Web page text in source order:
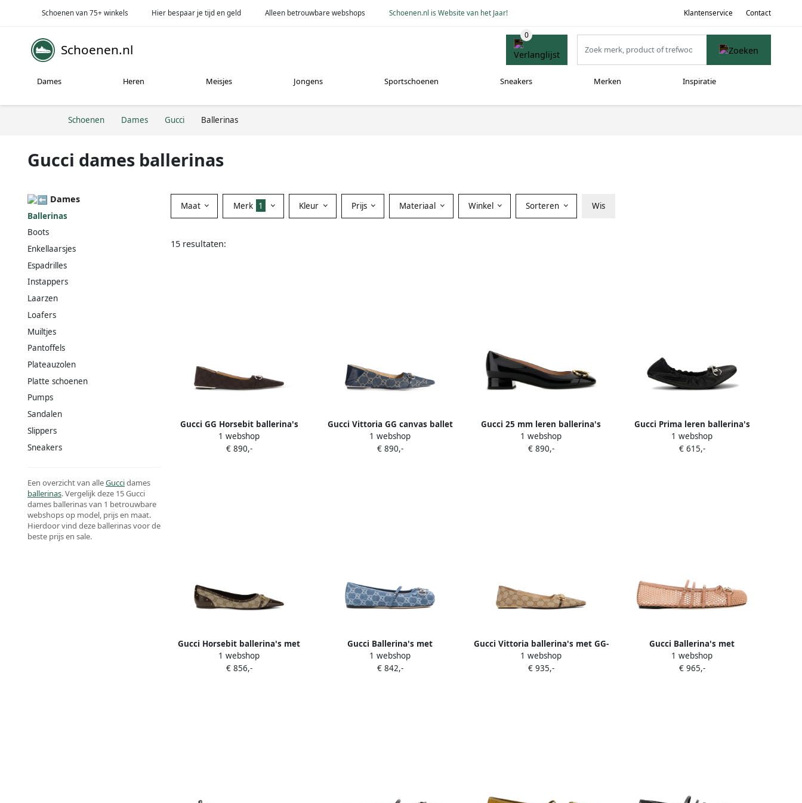
Schoenen van 75+ winkels Hier bespaar je tijd en geld Alleen betrouwbare webshops Schoenen.nl is Website van het Jaar! Klantenservice Contact
Schoenen.nl
Dames Heren Meisjes Jongens Sportschoenen Sneakers Merken Inspiratie
Schoenen Dames Gucci Ballerinas
Gucci dames ballerinas
Dames
Ballerinas
Boots
Enkellaarsjes
Espadrilles
Instappers
Laarzen
Loafers
Muiltjes
Pantoffels
Plateauzolen
Platte schoenen
Pumps
Sandalen
Slippers
Sneakers
Een overzicht van alleGuccidames
ballerinas. Vergelijk deze 15 Gucci
dames ballerinas van 1 betrouwbare
webshops op model, prijs en maat.
Hierdoor vind deze ballerinas voor de
beste prijs en sale.
Maat Merk 1 Kleur Prijs Materiaal Winkel Sorteren Wis
15 resultaten:
Gucci GG Horsebit ballerina's
Bruin
1 webshop
€ 890,-
Gucci Vittoria GG canvas ballet
flats Blauw
1 webshop
€ 890,-
Gucci 25 mm leren ballerina's
Zwart
1 webshop
€ 890,-
Gucci Prima leren ballerina's
Zwart
1 webshop
€ 615,-
Gucci Horsebit ballerina's met
studs Beige
1 webshop
€ 856,-
Gucci Ballerina's met
kenmerkend Horsebit-detail en
GG-monogram Blauw
1 webshop
€ 842,-
Gucci Vittoria ballerina's met GG-
patroon en horsebit detail Beige
1 webshop
€ 935,-
Gucci Ballerina's met
geperforeerde details Wit
1 webshop
€ 965,-